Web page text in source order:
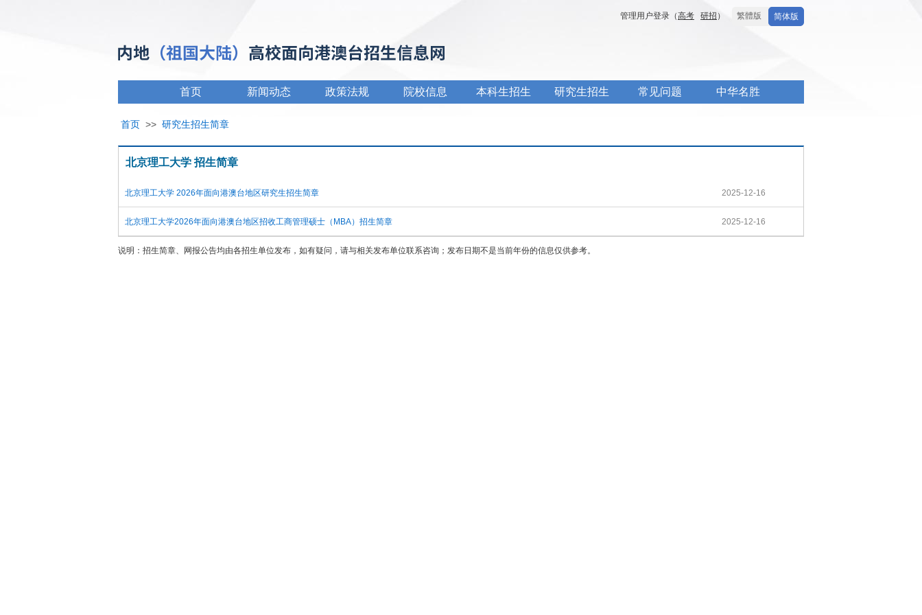
简体版
繁體版
管理用户登录（高考 研招 ）
首页 新闻动态 政策法规 院校信息 本科生招生 研究生招生 常见问题 中华名胜
首页 >> 研究生招生简章
北京理工大学 招生简章
北京理工大学 2026年面向港澳台地区研究生招生简章 2025-12-16
北京理工大学2026年面向港澳台地区招收工商管理硕士（MBA）招生简章 2025-12-16
说明：招生简章、网报公告均由各招生单位发布，如有疑问，请与相关发布单位联系咨询；发布日期不是当前年份的信息仅供参考。